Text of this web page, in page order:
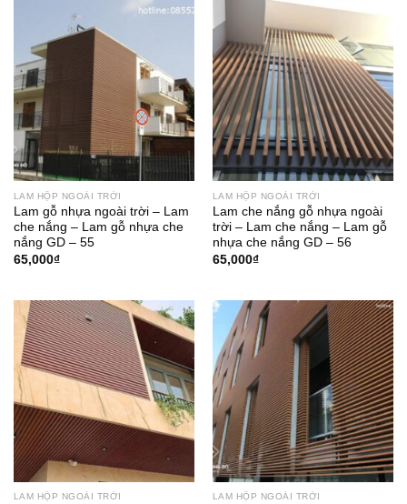
LAM HỘP NGOÀI TRỜI
Lam gỗ nhựa ngoài trời – Lam
che nắng – Lam gỗ nhựa che
nắng GD – 55
65,000₫
LAM HỘP NGOÀI TRỜI
Lam che nắng gỗ nhựa ngoài
trời – Lam che nắng – Lam gỗ
nhựa che nắng GD – 56
65,000₫
LAM HỘP NGOÀI TRỜI LAM HỘP NGOÀI TRỜI